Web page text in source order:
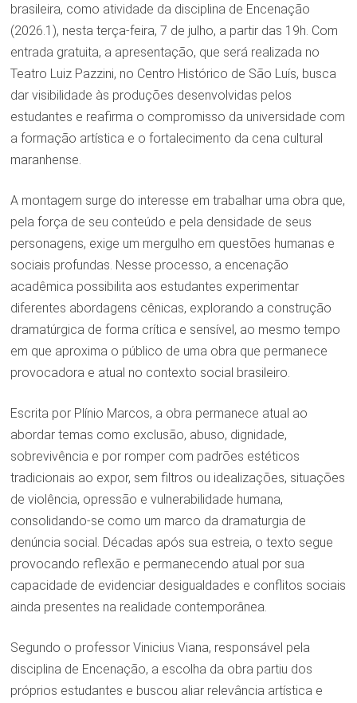
brasileira, como atividade da disciplina de Encenação
(2026.1), nesta terça-feira, 7 de julho, a partir das 19h. Com
entrada gratuita, a apresentação, que será realizada no
Teatro Luiz Pazzini, no Centro Histórico de São Luís, busca
dar visibilidade às produções desenvolvidas pelos
estudantes e reafirma o compromisso da universidade com
a formação artística e o fortalecimento da cena cultural
maranhense.
A montagem surge do interesse em trabalhar uma obra que,
pela força de seu conteúdo e pela densidade de seus
personagens, exige um mergulho em questões humanas e
sociais profundas. Nesse processo, a encenação
acadêmica possibilita aos estudantes experimentar
diferentes abordagens cênicas, explorando a construção
dramatúrgica de forma crítica e sensível, ao mesmo tempo
em que aproxima o público de uma obra que permanece
provocadora e atual no contexto social brasileiro.
Escrita por Plínio Marcos, a obra permanece atual ao
abordar temas como exclusão, abuso, dignidade,
sobrevivência e por romper com padrões estéticos
tradicionais ao expor, sem filtros ou idealizações, situações
de violência, opressão e vulnerabilidade humana,
consolidando-se como um marco da dramaturgia de
denúncia social. Décadas após sua estreia, o texto segue
provocando reflexão e permanecendo atual por sua
capacidade de evidenciar desigualdades e conflitos sociais
ainda presentes na realidade contemporânea.
Segundo o professor Vinicius Viana, responsável pela
disciplina de Encenação, a escolha da obra partiu dos
próprios estudantes e buscou aliar relevância artística e